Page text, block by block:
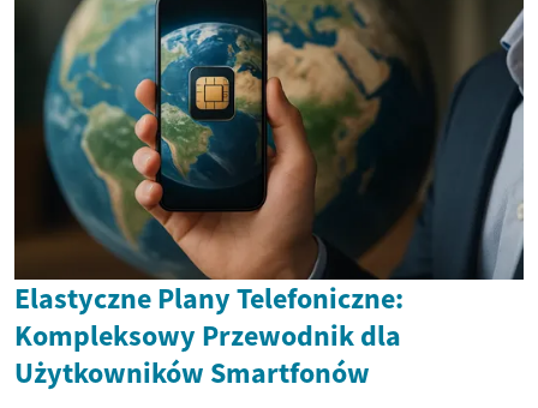
Elastyczne Plany Telefoniczne:
Kompleksowy Przewodnik dla
Użytkowników Smartfonów